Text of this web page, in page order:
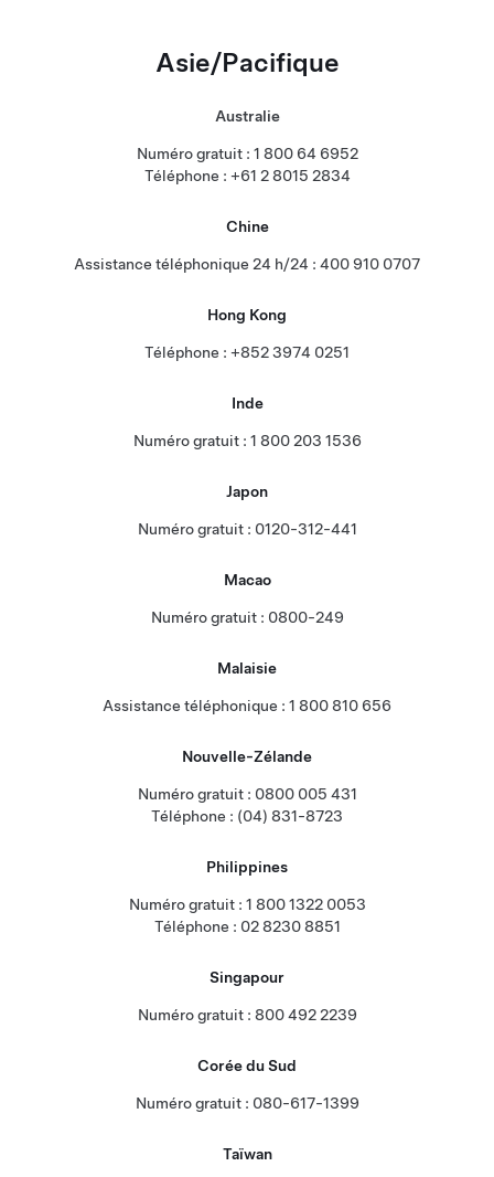
Asie/Pacifique
Australie
Numéro gratuit : 1 800 64 6952
Téléphone : +61 2 8015 2834
Chine
Assistance téléphonique 24 h/24 : 400 910 0707
Hong Kong
Téléphone : +852 3974 0251
Inde
Numéro gratuit : 1 800 203 1536
Japon
Numéro gratuit : 0120-312-441
Macao
Numéro gratuit : 0800-249
Malaisie
Assistance téléphonique : 1 800 810 656
Nouvelle-Zélande
Numéro gratuit : 0800 005 431
Téléphone : (04) 831-8723
Philippines
Numéro gratuit : 1 800 1322 0053
Téléphone : 02 8230 8851
Singapour
Numéro gratuit : 800 492 2239
Corée du Sud
Numéro gratuit : 080-617-1399
Taïwan